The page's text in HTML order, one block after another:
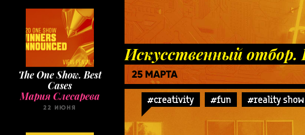
The One Show. Best
Cases
Мария Слесарева
22 ИЮНЯ
Искусственный отбор.
25 МАРТА
#creativity #fun #reality show